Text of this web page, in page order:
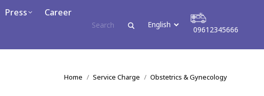
Press Career
09612345666
You are here:
Home Service Charge Obstetrics & Gynecology
Career
09612345666